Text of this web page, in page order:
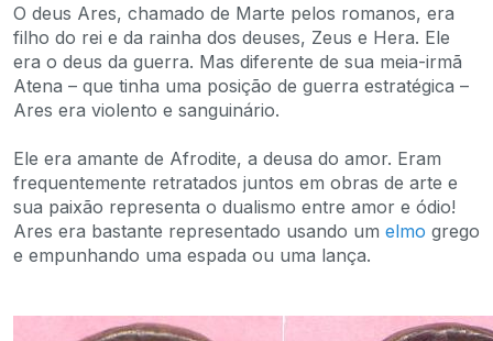
O deus Ares, chamado de Marte pelos romanos, era
filho do rei e da rainha dos deuses, Zeus e Hera. Ele
era o deus da guerra. Mas diferente de sua meia-irmã
Atena – que tinha uma posição de guerra estratégica –
Ares era violento e sanguinário.
Ele era amante de Afrodite, a deusa do amor. Eram
frequentemente retratados juntos em obras de arte e
sua paixão representa o dualismo entre amor e ódio!
Ares era bastante representado usando um elmo grego
e empunhando uma espada ou uma lança.